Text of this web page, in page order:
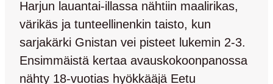
Harjun lauantai-illassa nähtiin maalirikas,
värikäs ja tunteellinenkin taisto, kun
sarjakärki Gnistan vei pisteet lukemin 2-3.
Ensimmäistä kertaa avauskokoonpanossa
nähty 18-vuotias hyökkääjä Eetu